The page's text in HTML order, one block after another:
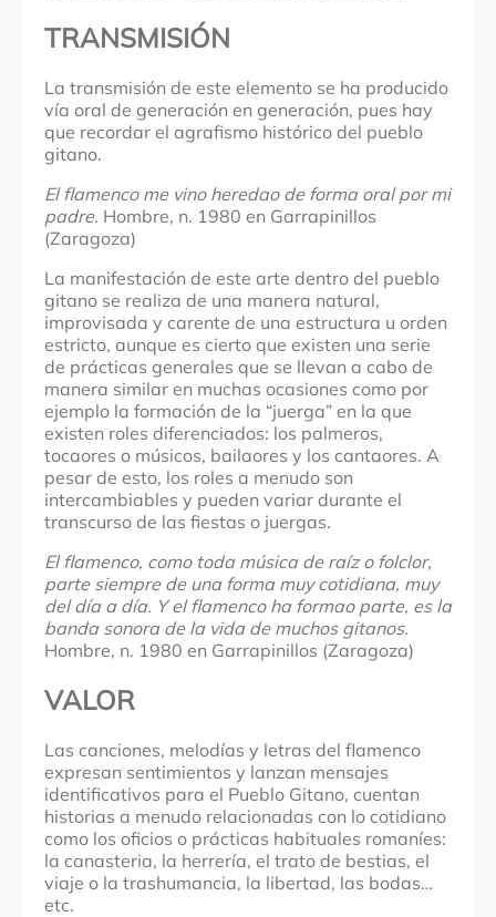
TRANSMISIÓN
La transmisión de este elemento se ha producido
vía oral de generación en generación, pues hay
que recordar el agrafismo histórico del pueblo
gitano.
El flamenco me vino heredao de forma oral por mi
padre. Hombre, n. 1980 en Garrapinillos
(Zaragoza)
La manifestación de este arte dentro del pueblo
gitano se realiza de una manera natural,
improvisada y carente de una estructura u orden
estricto, aunque es cierto que existen una serie
de prácticas generales que se llevan a cabo de
manera similar en muchas ocasiones como por
ejemplo la formación de la “juerga” en la que
existen roles diferenciados: los palmeros,
tocaores o músicos, bailaores y los cantaores. A
pesar de esto, los roles a menudo son
intercambiables y pueden variar durante el
transcurso de las fiestas o juergas.
El flamenco, como toda música de raíz o folclor,
parte siempre de una forma muy cotidiana, muy
del día a día. Y el flamenco ha formao parte, es la
banda sonora de la vida de muchos gitanos.
Hombre, n. 1980 en Garrapinillos (Zaragoza)
VALOR
Las canciones, melodías y letras del flamenco
expresan sentimientos y lanzan mensajes
identificativos para el Pueblo Gitano, cuentan
historias a menudo relacionadas con lo cotidiano
como los oficios o prácticas habituales romaníes:
la canasteria, la herrería, el trato de bestias, el
viaje o la trashumancia, la libertad, las bodas…
etc.